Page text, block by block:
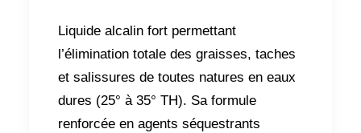
Liquide alcalin fort permettant
l’élimination totale des graisses, taches
et salissures de toutes natures en eaux
dures (25° à 35° TH). Sa formule
renforcée en agents séquestrants